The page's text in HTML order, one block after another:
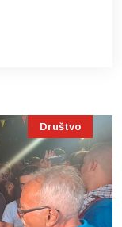
Društvo